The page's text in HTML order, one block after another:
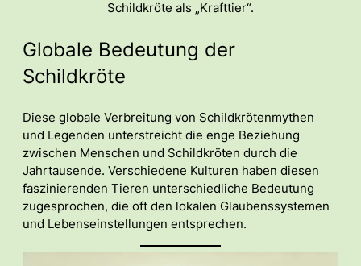
Schildkröte als „Krafttier“.
Globale Bedeutung der
Schildkröte
Diese globale Verbreitung von Schildkrötenmythen
und Legenden unterstreicht die enge Beziehung
zwischen Menschen und Schildkröten durch die
Jahrtausende. Verschiedene Kulturen haben diesen
faszinierenden Tieren unterschiedliche Bedeutung
zugesprochen, die oft den lokalen Glaubenssystemen
und Lebenseinstellungen entsprechen.